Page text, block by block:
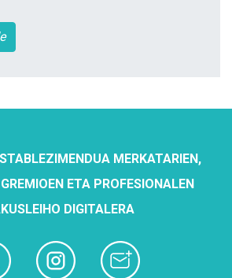
MERKATARIEN,
ETA PROFESIONALEN
DIGITALERA